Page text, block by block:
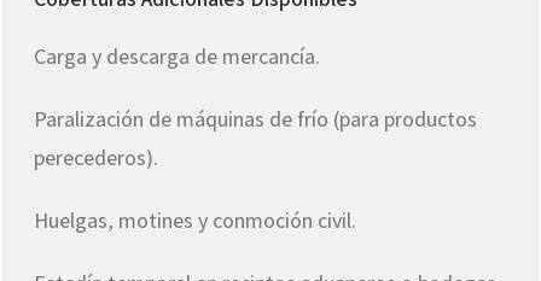
Carga y descarga de mercancía.
Paralización de máquinas de frío (para productos
perecederos).
Huelgas, motines y conmoción civil.